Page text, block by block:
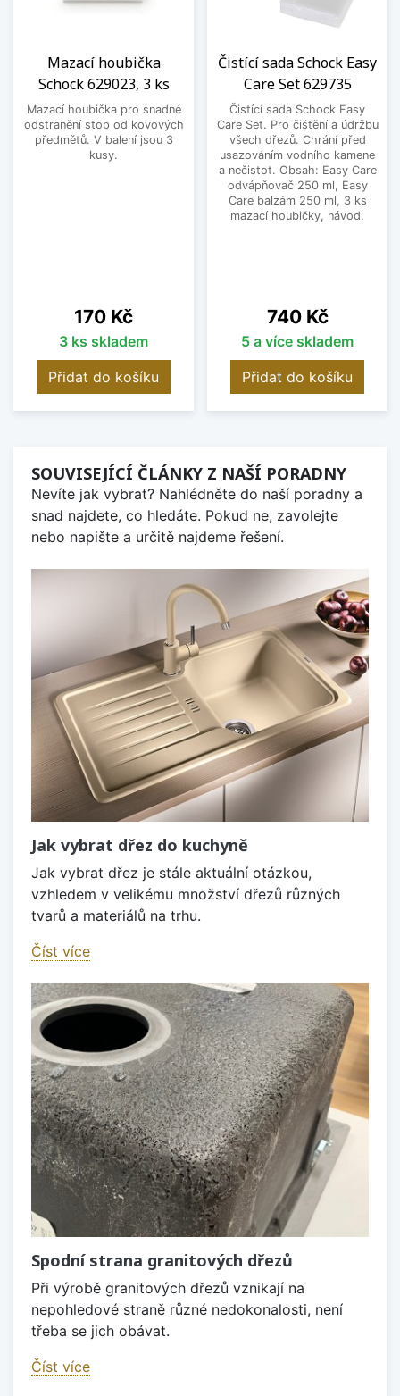
Mazací houbička
Schock 629023, 3 ks
Mazací houbička pro snadné
odstranění stop od kovových
předmětů. V balení jsou 3
kusy.
Cena
170 Kč
3 ks skladem
Přidat do košíku
Čistící sada Schock Easy
Care Set 629735
Čistící sada Schock Easy
Care Set. Pro čištění a údržbu
všech dřezů. Chrání před
usazováním vodního kamene
a nečistot. Obsah: Easy Care
odvápňovač 250 ml, Easy
Care balzám 250 ml, 3 ks
mazací houbičky, návod.
Cena
740 Kč
5 a více skladem
Přidat do košíku
SOUVISEJÍCÍ ČLÁNKY Z NAŠÍ PORADNY
Nevíte jak vybrat? Nahlédněte do naší poradny a
snad najdete, co hledáte. Pokud ne, zavolejte
nebo napište a určitě najdeme řešení.
Jak vybrat dřez do kuchyně
Jak vybrat dřez je stále aktuální otázkou,
vzhledem v velikému množství dřezů různých
tvarů a materiálů na trhu.
Číst více
Spodní strana granitových dřezů
Při výrobě granitových dřezů vznikají na
nepohledové straně různé nedokonalosti, není
třeba se jich obávat.
Číst více